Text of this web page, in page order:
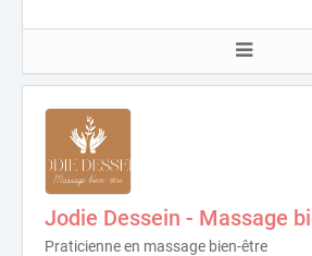
Jodie Dessein - Massage
Praticienne en massage bien-être